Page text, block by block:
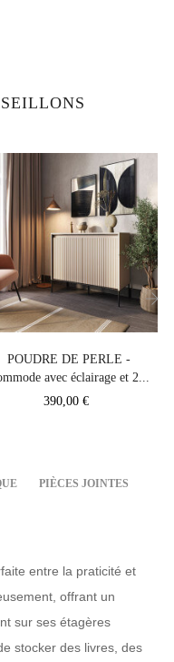
POUDRE DE PERLE -
avec éclairage et 2...
Prix
390,00 €
›
PIÈCES JOINTES
entre la praticité et
offrant un
sur ses étagères
stocker des livres, des